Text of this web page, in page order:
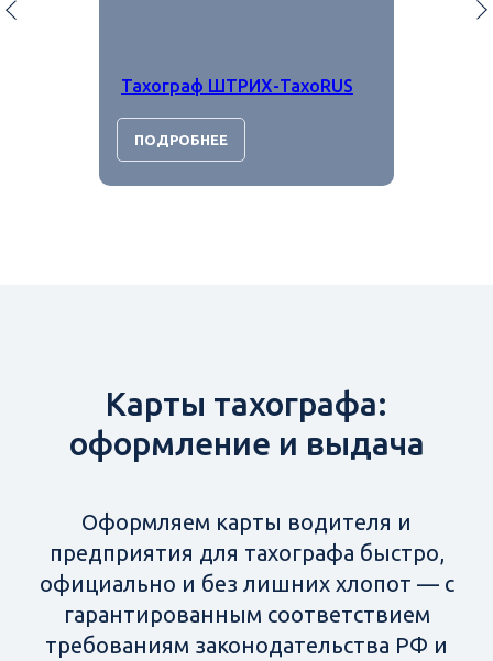
Тахограф ШТРИХ-ТахоRUS
ПОДРОБНЕЕ
Карты тахографа:
оформление и выдача
Оформляем карты водителя и
предприятия для тахографа быстро,
официально и без лишних хлопот — с
гарантированным соответствием
требованиям законодательства РФ и